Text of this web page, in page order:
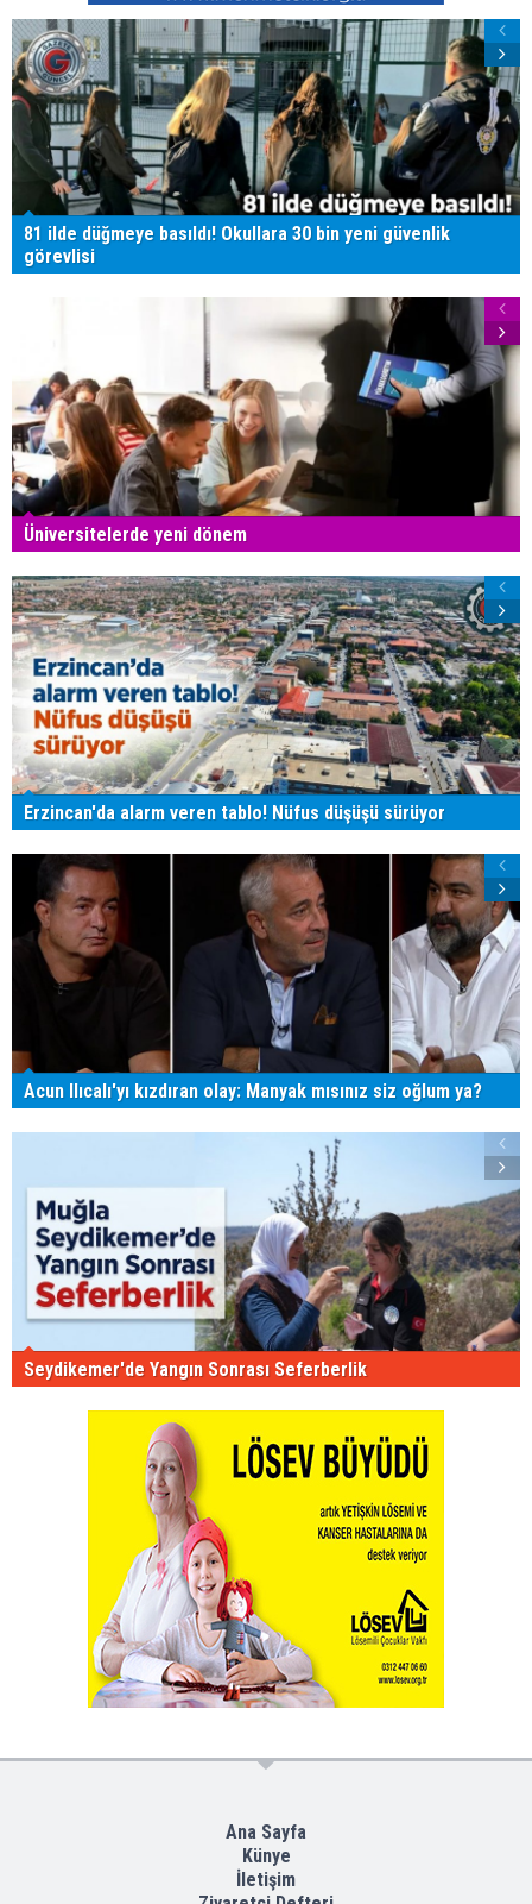
81 ilde düğmeye basıldı! Okullara 30 bin yeni güvenlik
görevlisi
Üniversitelerde yeni dönem
Erzincan'da alarm veren tablo! Nüfus düşüşü sürüyor
Acun Ilıcalı'yı kızdıran olay: Manyak mısınız siz oğlum ya?
Seydikemer'de Yangın Sonrası Seferberlik
Ana Sayfa
Künye
İletişim